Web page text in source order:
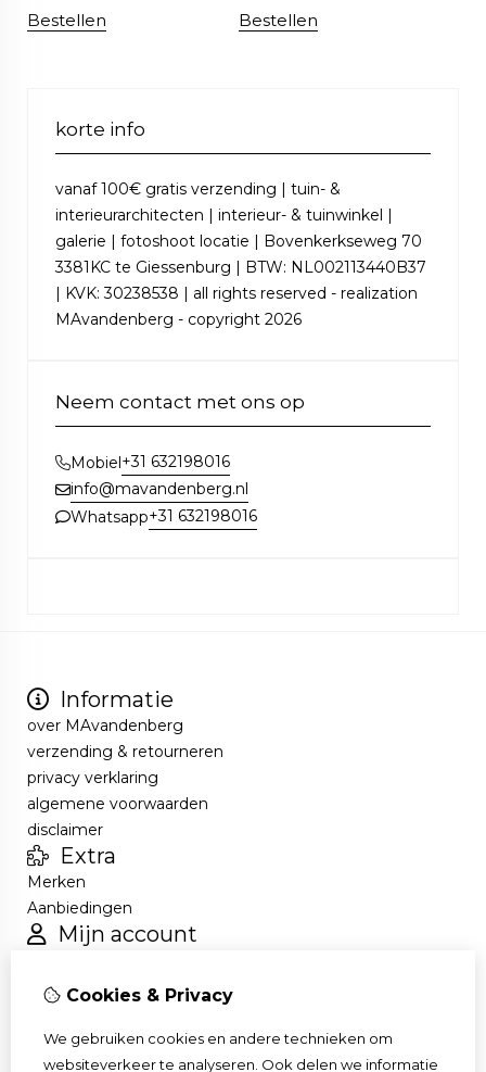
Bestellen Bestellen
korte info
vanaf 100€ gratis verzending | tuin- &
interieurarchitecten | interieur- & tuinwinkel |
galerie | fotoshoot locatie | Bovenkerkseweg 70
3381KC te Giessenburg | BTW: NL002113440B37
| KVK: 30238538 | all rights reserved - realization
MAvandenberg - copyright 2026
Neem contact met ons op
Mobiel+31 632198016
info@mavandenberg.nl
Whatsapp+31 632198016
Informatie
over MAvandenberg
verzending & retourneren
privacy verklaring
algemene voorwaarden
disclaimer
Extra
Merken
Aanbiedingen
Mijn account
Bestelhistorie
Nieuwsbrief
Klantenservice
Cookies & Privacy
We gebruiken cookies en andere technieken om
websiteverkeer te analyseren. Ook delen we informatie